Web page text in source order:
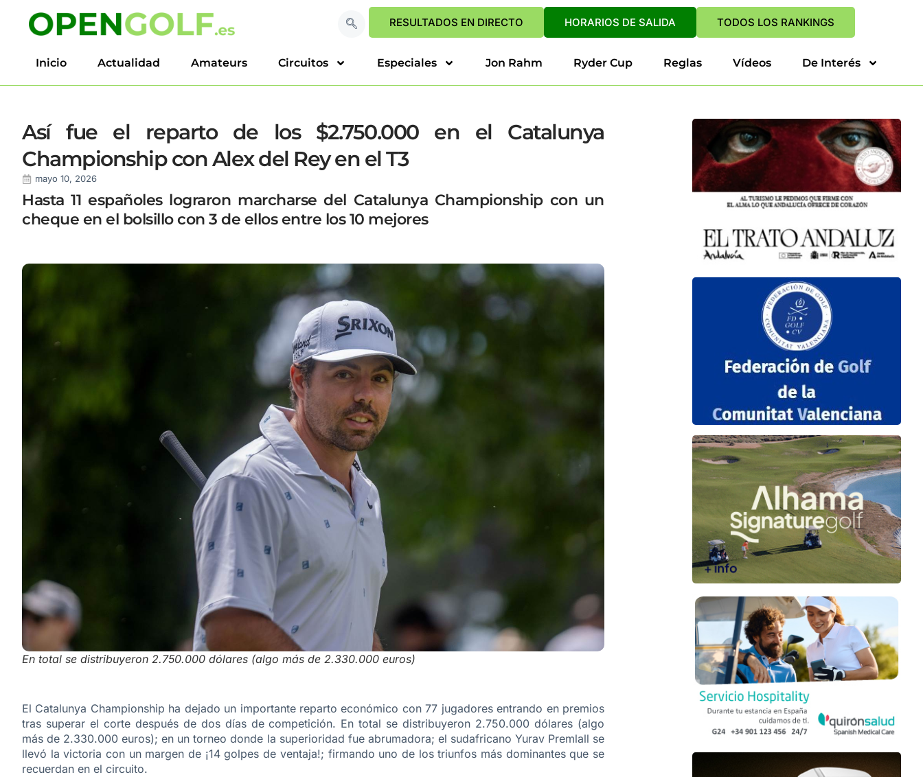
RESULTADOS EN DIRECTO HORARIOS DE SALIDA TODOS LOS RANKINGS
Inicio Actualidad Amateurs Circuitos Especiales Jon Rahm Ryder Cup Reglas Vídeos De Interés
Así fue el reparto de los $2.750.000 en el Catalunya
Championship con Alex del Rey en el T3
mayo 10, 2026
Hasta 11 españoles lograron marcharse del Catalunya Championship con un
cheque en el bolsillo con 3 de ellos entre los 10 mejores
En total se distribuyeron 2.750.000 dólares (algo más de 2.330.000 euros)
El Catalunya Championship ha dejado un importante reparto económico con 77 jugadores entrando en premios
tras superar el corte después de dos días de competición. En total se distribuyeron 2.750.000 dólares (algo
más de 2.330.000 euros); en un torneo donde la superioridad fue abrumadora; el sudafricano Yurav Premlall se
llevó la victoria con un margen de ¡14 golpes de ventaja!; firmando uno de los triunfos más dominantes que se
recuerdan en el circuito.